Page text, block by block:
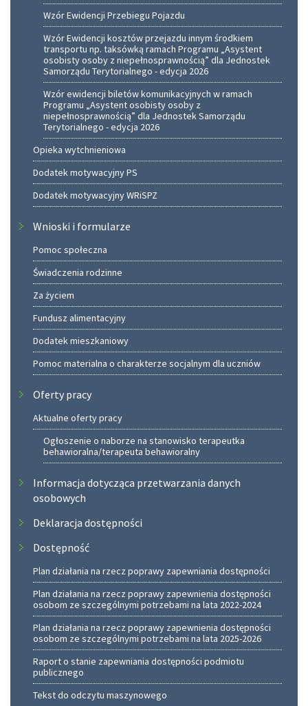
Wzór Ewidencji Przebiegu Pojazdu
Wzór Ewidencji kosztów przejazdu innym środkiem
transportu np. taksówką ramach Programu „Asystent
osobisty osoby z niepełnosprawnością” dla Jednostek
Samorządu Terytorialnego - edycja 2026
Wzór ewidencji biletów komunikacyjnych w ramach
Programu „Asystent osobisty osoby z
niepełnosprawnością” dla Jednostek Samorządu
Terytorialnego - edycja 2026
Opieka wytchnieniowa
Dodatek motywacyjny PS
Dodatek motywacyjny WRiSPZ
Wnioski i formularze
Pomoc społeczna
Świadczenia rodzinne
Za życiem
Fundusz alimentacyjny
Dodatek mieszkaniowy
Pomoc materialna o charakterze socjalnym dla uczniów
Oferty pracy
Aktualne oferty pracy
Ogłoszenie o naborze na stanowisko terapeutka
behawioralna/terapeuta behawioralny
Informacja dotycząca przetwarzania danych
osobowych
Deklaracja dostępności
Dostępność
Plan działania na rzecz poprawy zapewniania dostępności
Plan działania na rzecz poprawy zapewnienia dostępności
osobom ze szczególnymi potrzebami na lata 2022-2024
Plan działania na rzecz poprawy zapewnienia dostępności
osobom ze szczególnymi potrzebami na lata 2025-2026
Raport o stanie zapewniania dostępności podmiotu
publicznego
Tekst do odczytu maszynowego